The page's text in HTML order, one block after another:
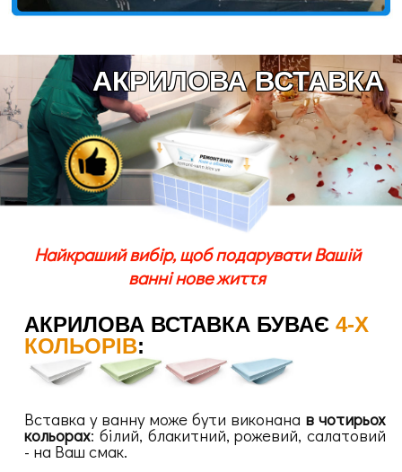
АКРИЛОВА ВСТАВКА
Найкраший вибір, щоб подарувати Вашій
ванні нове життя
АКРИЛОВА ВСТАВКА БУВАЄ 4-Х
КОЛЬОРІВ:
Вставка у ванну може бути виконана в чотирьох
кольорах: білий, блакитний, рожевий, салатовий
- на Ваш смак.